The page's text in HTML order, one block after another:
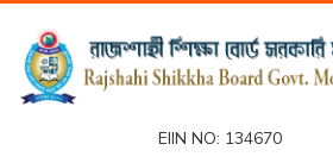
EIIN NO: 134670